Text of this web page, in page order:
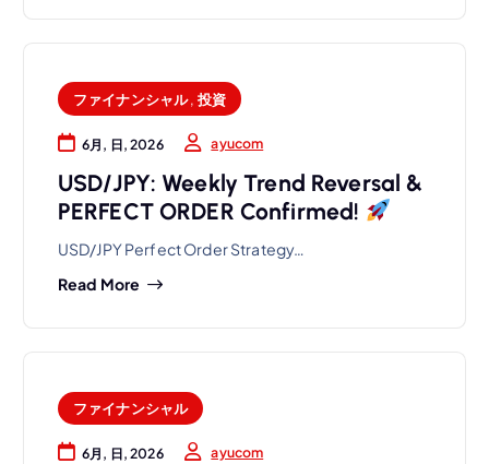
ファイナンシャル, 投資
6月, 日, 2026 ayucom
USD/JPY: Weekly Trend Reversal &
PERFECT ORDER Confirmed!
USD/JPY Perfect Order Strategy…
Read More
ファイナンシャル
6月, 日, 2026 ayucom